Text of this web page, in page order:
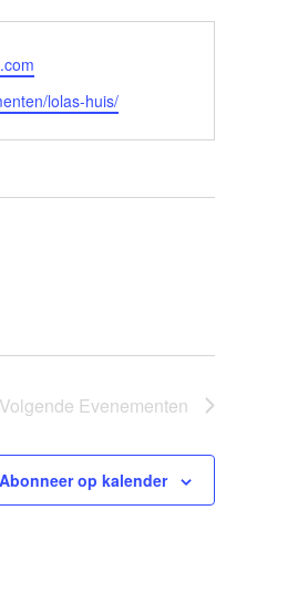
lolas-huis/
Volgende Evenementen
Abonneer op kalender